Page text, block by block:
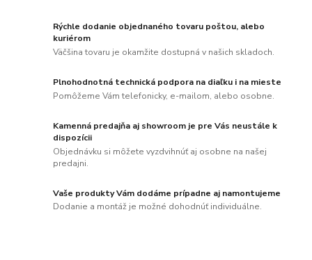
Rýchle dodanie objednaného tovaru poštou, alebo
kuriérom
Väčšina tovaru je okamžite dostupná v našich skladoch.
Plnohodnotná technická podpora na diaľku i na mieste
Pomôžeme Vám telefonicky, e-mailom, alebo osobne.
Kamenná predajňa aj showroom je pre Vás neustále k
dispozícii
Objednávku si môžete vyzdvihnúť aj osobne na našej
predajni.
Vaše produkty Vám dodáme prípadne aj namontujeme
Dodanie a montáž je možné dohodnúť individuálne.